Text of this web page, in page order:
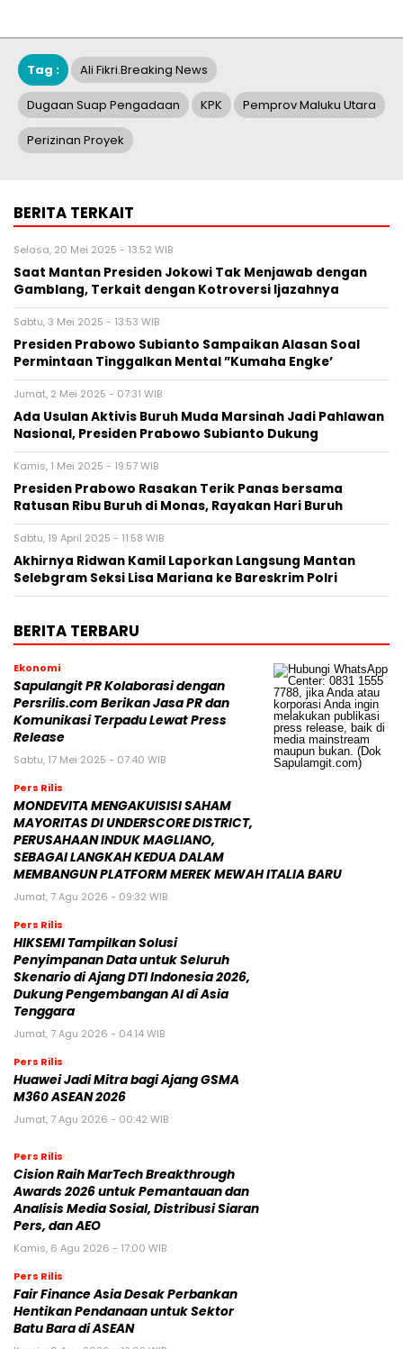
Tag : Ali Fikri.breaking News
Dugaan Suap Pengadaan KPK Pemprov Maluku Utara
Perizinan Proyek
BERITA TERKAIT
Selasa, 20 Mei 2025 - 13:52 WIB
Saat Mantan Presiden Jokowi Tak Menjawab dengan
Gamblang, Terkait dengan Kotroversi Ijazahnya
Sabtu, 3 Mei 2025 - 13:53 WIB
Presiden Prabowo Subianto Sampaikan Alasan Soal
Permintaan Tinggalkan Mental ”Kumaha Engke’
Jumat, 2 Mei 2025 - 07:31 WIB
Ada Usulan Aktivis Buruh Muda Marsinah Jadi Pahlawan
Nasional, Presiden Prabowo Subianto Dukung
Kamis, 1 Mei 2025 - 19:57 WIB
Presiden Prabowo Rasakan Terik Panas bersama
Ratusan Ribu Buruh di Monas, Rayakan Hari Buruh
Sabtu, 19 April 2025 - 11:58 WIB
Akhirnya Ridwan Kamil Laporkan Langsung Mantan
Selebgram Seksi Lisa Mariana ke Bareskrim Polri
BERITA TERBARU
Ekonomi
Sapulangit PR Kolaborasi dengan
Persrilis.com Berikan Jasa PR dan
Komunikasi Terpadu Lewat Press
Release
Sabtu, 17 Mei 2025 - 07:40 WIB
Pers Rilis
MONDEVITA MENGAKUISISI SAHAM
MAYORITAS DI UNDERSCORE DISTRICT,
PERUSAHAAN INDUK MAGLIANO,
SEBAGAI LANGKAH KEDUA DALAM
MEMBANGUN PLATFORM MEREK MEWAH ITALIA BARU
Jumat, 7 Agu 2026 - 09:32 WIB
Pers Rilis
HIKSEMI Tampilkan Solusi
Penyimpanan Data untuk Seluruh
Skenario di Ajang DTI Indonesia 2026,
Dukung Pengembangan AI di Asia
Tenggara
Jumat, 7 Agu 2026 - 04:14 WIB
Pers Rilis
Huawei Jadi Mitra bagi Ajang GSMA
M360 ASEAN 2026
Jumat, 7 Agu 2026 - 00:42 WIB
Pers Rilis
Cision Raih MarTech Breakthrough
Awards 2026 untuk Pemantauan dan
Analisis Media Sosial, Distribusi Siaran
Pers, dan AEO
Kamis, 6 Agu 2026 - 17:00 WIB
Pers Rilis
Fair Finance Asia Desak Perbankan
Hentikan Pendanaan untuk Sektor
Batu Bara di ASEAN